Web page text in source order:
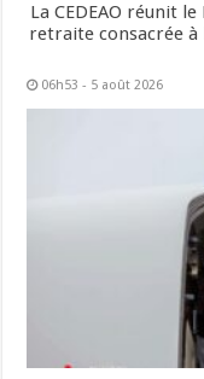
La CEDEAO réunit
retraite consacrée à
06h53 - 5 août 2026